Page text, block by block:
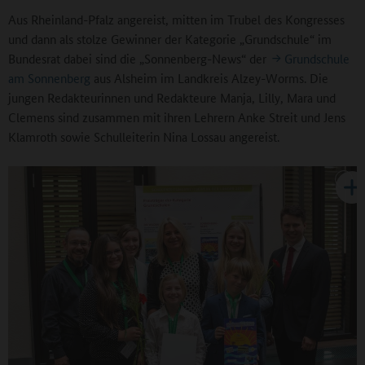
Aus Rheinland-Pfalz angereist, mitten im Trubel des Kongresses
und dann als stolze Gewinner der Kategorie „Grundschule“ im
Bundesrat dabei sind die „Sonnenberg-News“ der
Grundschule
am Sonnenberg aus Alsheim im Landkreis Alzey-Worms. Die
jungen Redakteurinnen und Redakteure Manja, Lilly, Mara und
Clemens sind zusammen mit ihren Lehrern Anke Streit und Jens
Klamroth sowie Schulleiterin Nina Lossau angereist.